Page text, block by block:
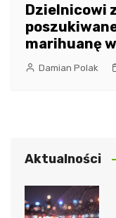
Dzielnicowi
marihuanę
Damian Polak
Aktualności